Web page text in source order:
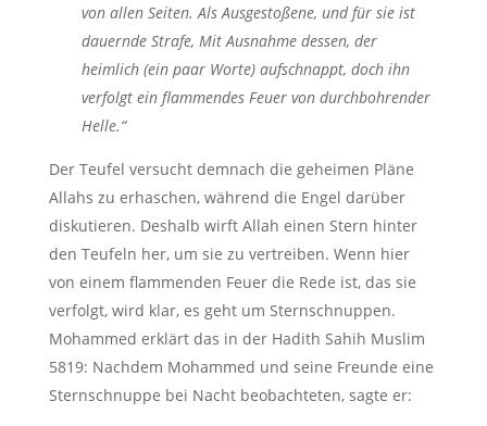
von allen Seiten. Als Ausgestoßene, und für sie ist
dauernde Strafe, Mit Ausnahme dessen, der
heimlich (ein paar Worte) aufschnappt, doch ihn
verfolgt ein flammendes Feuer von durchbohrender
Helle.“
Der Teufel versucht demnach die geheimen Pläne
Allahs zu erhaschen, während die Engel darüber
diskutieren. Deshalb wirft Allah einen Stern hinter
den Teufeln her, um sie zu vertreiben. Wenn hier
von einem flammenden Feuer die Rede ist, das sie
verfolgt, wird klar, es geht um Sternschnuppen.
Mohammed erklärt das in der Hadith Sahih Muslim
5819: Nachdem Mohammed und seine Freunde eine
Sternschnuppe bei Nacht beobachteten, sagte er: